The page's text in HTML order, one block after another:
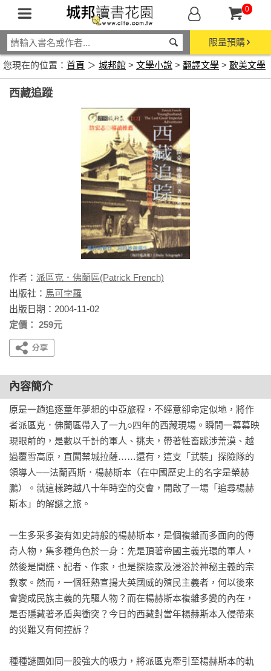
0
限量預購
您現在的位置： 首頁 ＞ 城邦館 > 文學小說 > 翻譯文學 > 歐美文學
西藏追蹤
作者： 派區克．佛蘭區(Patrick French)
出版社： 馬可孛羅
出版日期：2004-11-02
定價： 259元
內容簡介
原是一趟追逐童年夢想的中亞旅程，不經意卻命定似地，將作
者派區克．佛蘭區帶入了一九○四年的西藏現場。瞬間一幕幕映
現眼前的，是數以千計的軍人、挑夫，帶著牲畜跋涉荒漠、越
過覆雪高原，直闖禁城拉薩……還有，這支「武裝」探險隊的
領導人──法蘭西斯．楊赫斯本（在中國歷史上的名字是榮赫
鵬）。就這樣跨越八十年時空的交會，開啟了一場「追尋楊赫
斯本」的解謎之旅。
一生多采多姿有如史詩般的楊赫斯本，是個複雜而多面向的傳
奇人物，集多種角色於一身：先是頂著帝國主義光環的軍人，
然後是間諜、記者、作家，也是探險家及浸浴於神秘主義的宗
教家。然而，一個狂熱宣揚大英國威的殖民主義者，何以後來
會變成民族主義的先驅人物？而在楊赫斯本複雜多變的內在，
是否隱藏著矛盾與衝突？今日的西藏對當年楊赫斯本入侵帶來
的災難又有何控訴？
種種謎團如同一股強大的吸力，將派區克牽引至楊赫斯本的軌